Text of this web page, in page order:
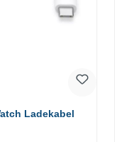
Ladekabel